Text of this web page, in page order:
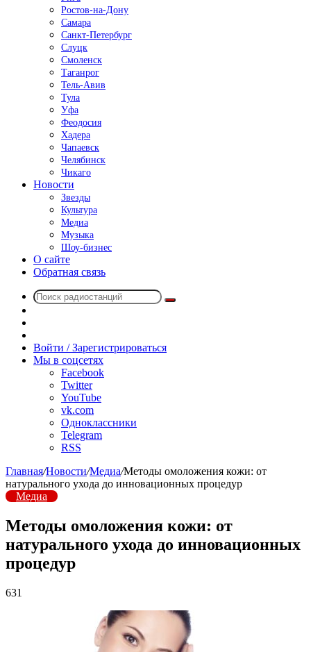
Ростов-на-Дону
Самара
Санкт-Петербург
Слуцк
Смоленск
Таганрог
Тель-Авив
Тула
Уфа
Феодосия
Хадера
Чапаевск
Челябинск
Чикаго
Новости
Звезды
Культура
Медиа
Музыка
Шоу-бизнес
О сайте
Обратная связь
Поиск
радио
Войти / Зарегистрироваться
Мы в соцсетях
Facebook
Twitter
YouTube
vk.com
Одноклассники
Telegram
RSS
Главная/Новости/Медиа/Методы омоложения кожи: от
натурального ухода до инновационных процедур
Медиа
Методы омоложения кожи: от
натурального ухода до инновационных
процедур
631